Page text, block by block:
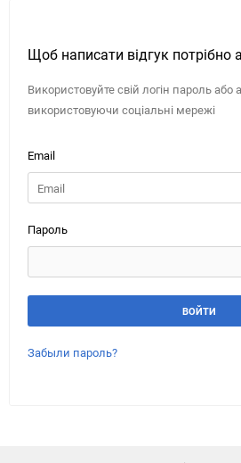
Щоб написати відгук потрібно
Використовуйте свій логін пароль або
використовуючи соціальні мережі
Email
Пароль
Забыли пароль?